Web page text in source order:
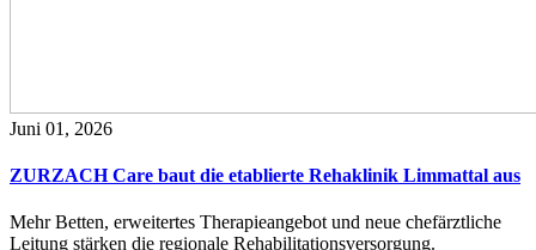
Juni 01, 2026
ZURZACH Care baut die etablierte Rehaklinik Limmattal aus
Mehr Betten, erweitertes Therapieangebot und neue chefärztliche
Leitung stärken die regionale Rehabilitationsversorgung.